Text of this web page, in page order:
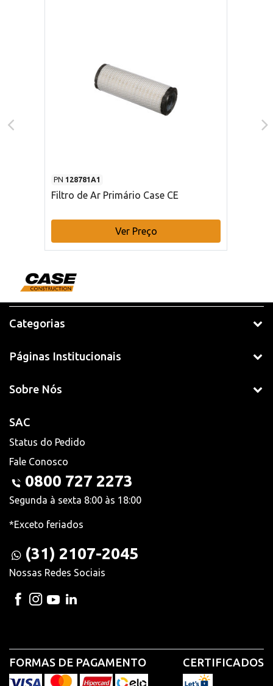
PN 128781A1
Filtro de Ar Primário Case CE
Ver Preço
Categorias
Páginas Institucionais
Sobre Nós
SAC
Status do Pedido
Fale Conosco
0800 727 2273
Segunda à sexta 8:00 às 18:00
*Exceto feriados
(31) 2107-2045
Nossas Redes Sociais
FORMAS DE PAGAMENTO CERTIFICADOS